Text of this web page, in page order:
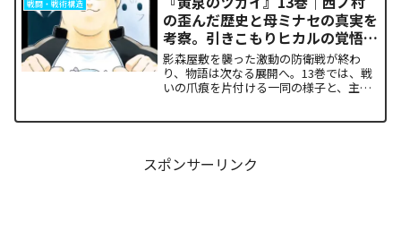
行者・撫子が残した意味深...
戦闘・戦術構造
の歪んだ歴史と母ミナセの真実を
考察。引きこもりヒカルの覚悟に
震える理由
影森屋敷を襲った激動の防衛戦が終わ
り、物語は次なる展開へ。13巻では、戦
いの爪痕を片付ける一同の様子と、主人
スポンサーリンク